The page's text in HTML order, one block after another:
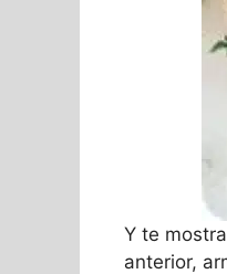
Y te
anterior,